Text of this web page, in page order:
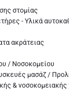
στομίας
- Υλικά
ακράτειας
/ Νοσοκομείου
μασάζ /
&